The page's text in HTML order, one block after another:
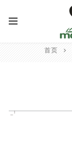
首页